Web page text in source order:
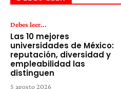
Debes leer...
Las 10 mejores
universidades de México:
reputación, diversidad y
empleabilidad las
distinguen
5 agosto 2026